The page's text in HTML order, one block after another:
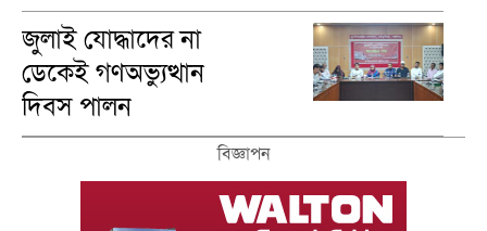
জুলাই যোদ্ধাদের না
ডেকেই গণঅভ্যুত্থান
দিবস পালন
বিজ্ঞাপন